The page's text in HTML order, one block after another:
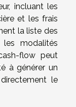
incluant les
et les frais
la liste des
modalités
flow peut
à générer un
le